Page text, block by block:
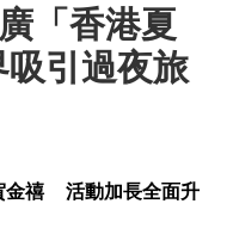
「香港夏
引過夜旅
金禧
活動加長全面升